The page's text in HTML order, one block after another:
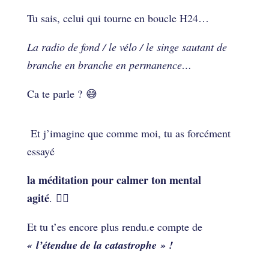
Tu sais, celui qui tourne en boucle H24…
La radio de fond / le vélo / le singe sautant de
branche en branche en permanence…
Ca te parle ? 😅
Et j’imagine que comme moi, tu as forcément
essayé
la méditation pour calmer ton mental
agité. 🧘‍♀
Et tu t’es encore plus rendu.e compte de
« l’étendue de la catastrophe » !